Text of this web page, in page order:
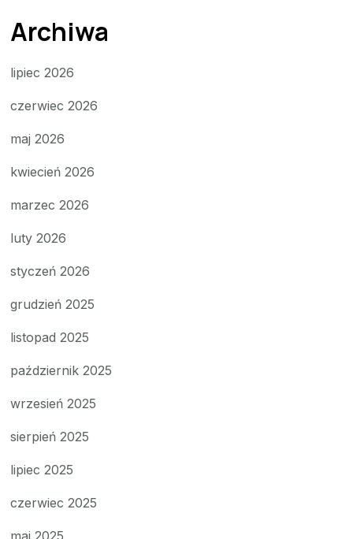
Archiwa
lipiec 2026
czerwiec 2026
maj 2026
kwiecień 2026
marzec 2026
luty 2026
styczeń 2026
grudzień 2025
listopad 2025
październik 2025
wrzesień 2025
sierpień 2025
lipiec 2025
czerwiec 2025
maj 2025